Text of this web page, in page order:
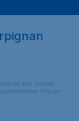
incl. vooraf
Prijzen